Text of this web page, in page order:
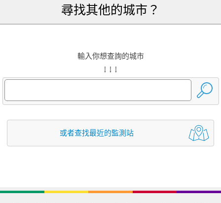
尋找其他的城市？
輸入你想查詢的城市
↓ ↓ ↓
或者查找最近的監測站